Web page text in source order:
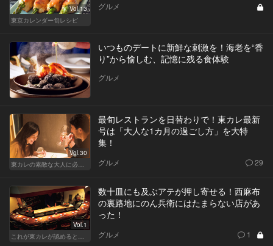
Vol.13
東京カレンダー旬レシピ
グルメ
いつものデートに新鮮な刺激を！海老を“香
り”から愉しむ、記憶に残る食体験
グルメ
Vol.30
最旬レストランを日替わりで！東カレ最新
号は「大人な1カ月の過ごし方」を大特
集！
グルメ 29
Vol.1
数十皿にも及ぶアテが押し寄せる！西麻布
の裏路地にのん兵衛にはたまらない店があ
った！
グルメ 1